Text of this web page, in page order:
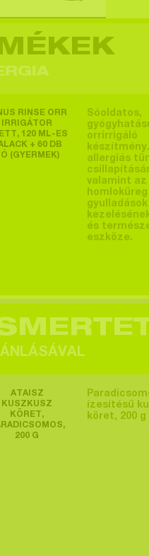
RINSE ORR
IRRIGÁTOR
120 ML-ES
+ 60 DB
(GYERMEK)
Sóoldatos,
orrirrigáló
allergiás
valamint az
homloküreg
gyulladások
és
eszköze.
ATAISZ
KUSZKUSZ
KÖRET,
200 G
ízesítésű
köret, 200 g